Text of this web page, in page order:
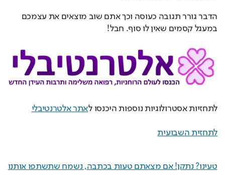
במעגל קסמים שאין לו סוף. חבל!
לתחזיות אסטרולוגיות נוספות היכנסו לאתר אלטרנטיבלי
לתחזית השבועית
טעינו? נתקן! אם מצאתם טעות בכתבה, נשמח שתשתפו אותנו